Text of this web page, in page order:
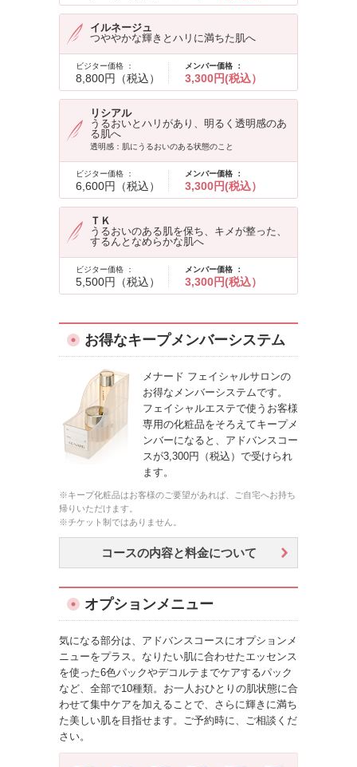
イルネージュ
つややかな輝きとハリに満ちた肌へ
ビジター価格 ：
8,800円（税込）
メンバー価格 ：
3,300円(税込）
リシアル
うるおいとハリがあり、明るく透明感のあ
る肌へ
透明感：肌にうるおいのある状態のこと
ビジター価格 ：
6,600円（税込）
メンバー価格 ：
3,300円(税込）
ＴＫ
うるおいのある肌を保ち、キメが整った、
するんとなめらかな肌へ
ビジター価格 ：
5,500円（税込）
メンバー価格 ：
3,300円(税込）
お得なキープメンバーシステム
メナード フェイシャルサロンの
お得なメンバーシステムです。
フェイシャルエステで使うお客様
専用の化粧品をそろえてキープメ
ンバーになると、アドバンスコー
スが3,300円（税込）で受けられ
ます。
※キープ化粧品はお客様のご要望があれば、ご自宅へお持ち
帰りいただけます。
※チケット制ではありません。
コースの内容と料金について
オプションメニュー
気になる部分は、アドバンスコースにオプションメ
ニューをプラス。なりたい肌に合わせたエッセンス
を使った6色パックやデコルテまでケアするパック
など、全部で10種類。お一人おひとりの肌状態に合
わせて集中ケアを加えることで、さらに輝きに満ち
た美しい肌を目指せます。ご予約時に、ご相談くだ
さい。